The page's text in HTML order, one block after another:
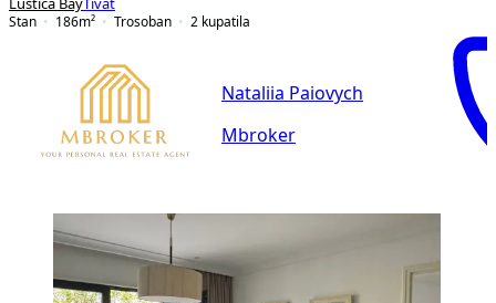
Luštica BayTivat
Stan
186m² Trosoban 2 kupatila
Nataliia Paiovych
Mbroker